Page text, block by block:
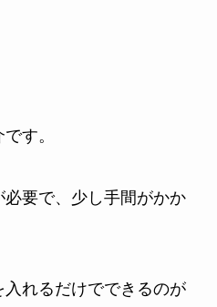
す。
要で、少し手間がかか
れるだけでできるのが